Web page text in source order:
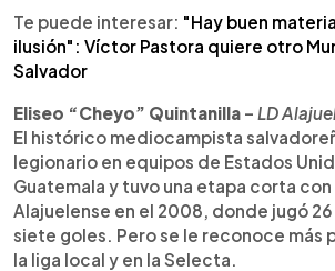
Te puede interesar: "Hay buen
ilusión": Víctor Pastora quiere otro
Salvador
Eliseo “Cheyo” Quintanilla – LD
El histórico mediocampista
legionario en equipos de Estados
Guatemala y tuvo una etapa corta
Alajuelense en el 2008, donde jugó
siete goles. Pero se le reconoce más
la liga local y en la Selecta.